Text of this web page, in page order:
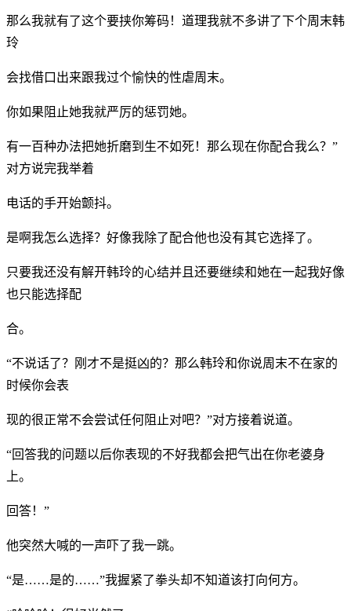
那么我就有了这个要挟你筹码！道理我就不多讲了下个周末韩
玲
会找借口出来跟我过个愉快的性虐周末。
你如果阻止她我就严厉的惩罚她。
有一百种办法把她折磨到生不如死！那么现在你配合我么？”
对方说完我举着
电话的手开始颤抖。
是啊我怎么选择？好像我除了配合他也没有其它选择了。
只要我还没有解开韩玲的心结并且还要继续和她在一起我好像
也只能选择配
合。
“不说话了？刚才不是挺凶的？那么韩玲和你说周末不在家的
时候你会表
现的很正常不会尝试任何阻止对吧？”对方接着说道。
“回答我的问题以后你表现的不好我都会把气出在你老婆身
上。
回答！”
他突然大喊的一声吓了我一跳。
“是……是的……”我握紧了拳头却不知道该打向何方。